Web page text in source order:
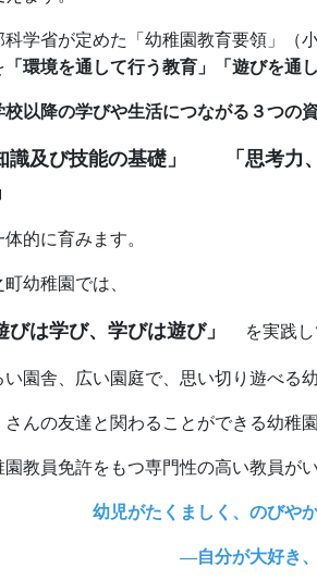
科学省が定めた「幼稚園教育要領」（
「環境を通して行う教育」「遊びを通
校以降の学びや生活につながる３つの
識及び技能の基礎」 「思考力
体的に育みます。
幼稚園では、
びは学び、学びは遊び」 を実践し
い園舎、広い園庭で、思い切り遊べる
さんの友達と関わることができる幼稚園
園教員免許をもつ専門性の高い教員が
幼児がたくましく、のびや
分が大好き、友達が大